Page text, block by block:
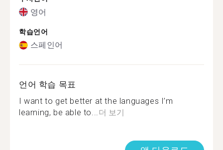
영어
학습언어
스페인어
언어 학습 목표
I want to get better at the languages I’m
learning, be able to...더 보기